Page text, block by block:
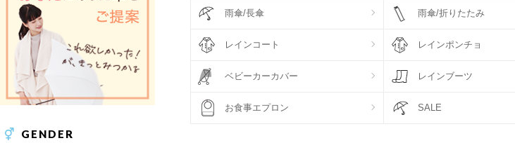
GENDER
雨傘/長傘 雨傘/折りたたみ
レインコート レインポンチョ
ベビーカーカバー レインブーツ
お食事エプロン SALE